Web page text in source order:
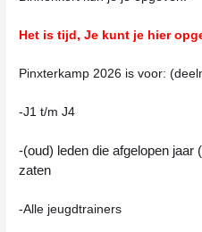
Het is tijd, Je kunt je hier
Pinxterkamp 2026 is voor:
-J1 t/m J4
-(oud) leden die afgelopen jaar
zaten
-Alle jeugdtrainers